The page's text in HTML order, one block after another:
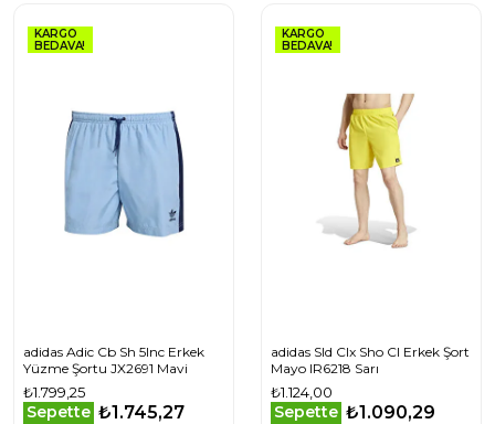
KARGO
BEDAVA!
adidas Adic Cb Sh 5Inc Erkek
Yüzme Şortu JX2691 Mavi
₺1.799,25
Sepette ₺1.745,27
KARGO
BEDAVA!
adidas Sld Clx Sho Cl Erkek Şort
Mayo IR6218 Sarı
₺1.124,00
Sepette ₺1.090,29